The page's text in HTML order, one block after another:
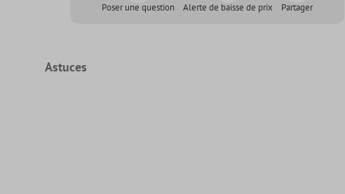
Poser une question Alerte de baisse de prix Partager
Astuces